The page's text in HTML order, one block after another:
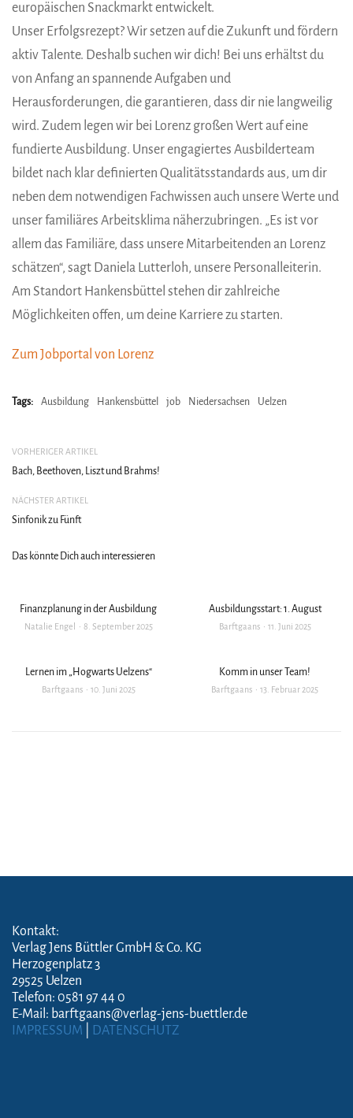
europäischen Snackmarkt entwickelt.
Unser Erfolgsrezept? Wir setzen auf die Zukunft und fördern
aktiv Talente. Deshalb suchen wir dich! Bei uns erhältst du
von Anfang an spannende Aufgaben und
Herausforderungen, die garantieren, dass dir nie langweilig
wird. Zudem legen wir bei Lorenz großen Wert auf eine
fundierte Ausbildung. Unser engagiertes Ausbilderteam
bildet nach klar definierten Qualitätsstandards aus, um dir
neben dem notwendigen Fachwissen auch unsere Werte und
unser familiäres Arbeitsklima näherzubringen. „Es ist vor
allem das Familiäre, dass unsere Mitarbeitenden an Lorenz
schätzen“, sagt Daniela Lutterloh, unsere Personalleiterin.
Am Standort Hankensbüttel stehen dir zahlreiche
Möglichkeiten offen, um deine Karriere zu starten.
Zum Jobportal von Lorenz
Tags: Ausbildung Hankensbüttel job Niedersachsen Uelzen
VORHERIGER ARTIKEL
Bach, Beethoven, Liszt und Brahms!
NÄCHSTER ARTIKEL
Sinfonik zu Fünft
Das könnte Dich auch interessieren
Finanzplanung in der Ausbildung
Natalie Engel 8. September 2025
Ausbildungsstart: 1. August
Barftgaans 11. Juni 2025
Lernen im „Hogwarts Uelzens“
Barftgaans 10. Juni 2025
Komm in unser Team!
Barftgaans 13. Februar 2025
Kontakt:
Verlag Jens Büttler GmbH & Co. KG
Herzogenplatz 3
29525 Uelzen
Telefon: 0581 97 44 0
E-Mail: barftgaans@verlag-jens-buettler.de
IMPRESSUM
DATENSCHUTZ